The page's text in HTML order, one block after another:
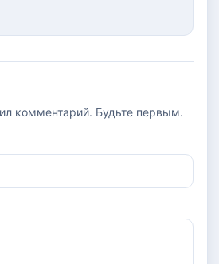
комментарий. Будьте первым.